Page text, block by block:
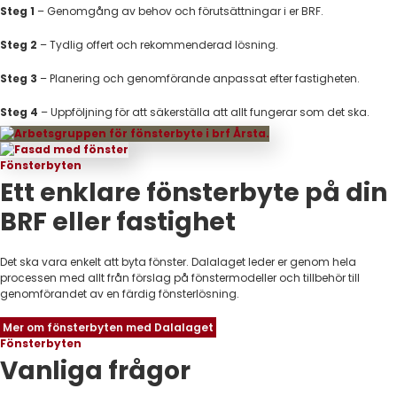
Steg 1 – Genomgång av behov och förutsättningar i er BRF.
Steg 2 – Tydlig offert och rekommenderad lösning.
Steg 3 –Planering och genomförande anpassat efter fastigheten.
Steg 4 –Uppföljning för att säkerställa att allt fungerar som det ska.
Fönsterbyten
Ett enklare fönsterbyte på din
BRF eller fastighet
Det ska vara enkelt att byta fönster. Dalalaget leder er genom hela
processen med allt från förslag på fönstermodeller och tillbehör till
genomförandet av en färdig fönsterlösning.
Mer om fönsterbyten med Dalalaget
Fönsterbyten
Vanliga frågor